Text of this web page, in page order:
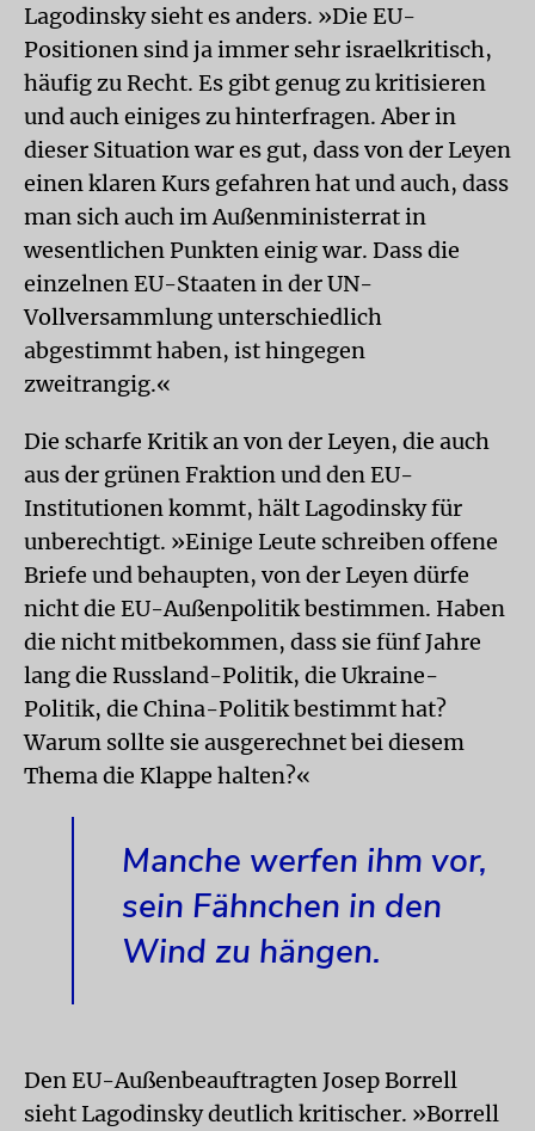
Lagodinsky sieht es anders. »Die EU-
Positionen sind ja immer sehr israelkritisch,
häufig zu Recht. Es gibt genug zu kritisieren
und auch einiges zu hinterfragen. Aber in
dieser Situation war es gut, dass von der Leyen
einen klaren Kurs gefahren hat und auch, dass
man sich auch im Außenministerrat in
wesentlichen Punkten einig war. Dass die
einzelnen EU-Staaten in der UN-
Vollversammlung unterschiedlich
abgestimmt haben, ist hingegen
zweitrangig.«
Die scharfe Kritik an von der Leyen, die auch
aus der grünen Fraktion und den EU-
Institutionen kommt, hält Lagodin­sky für
unberechtigt. »Einige Leute schreiben offene
Briefe und behaupten, von der Leyen dürfe
nicht die EU-Außenpolitik bestimmen. Haben
die nicht mitbekommen, dass sie fünf Jahre
lang die Russland-Politik, die Ukraine-
Politik, die China-Politik bestimmt hat?
Warum sollte sie ausgerechnet bei diesem
Thema die Klappe halten?«
Manche werfen ihm vor,
sein Fähnchen in den
Wind zu hängen.
Den EU-Außenbeauftragten Josep Borrell
sieht Lagodinsky deutlich kritischer. »Borrell